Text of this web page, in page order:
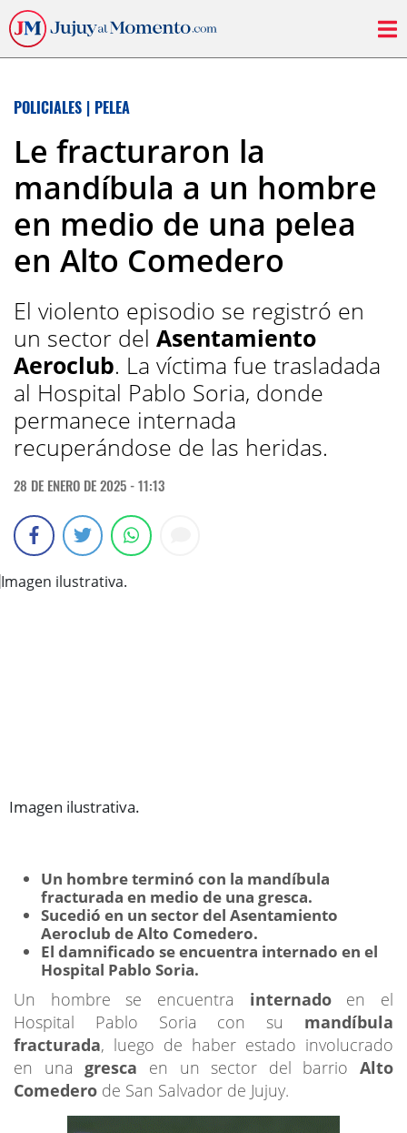
POLICIALES | PELEA
Le fracturaron la
mandíbula a un hombre
en medio de una pelea
en Alto Comedero
El violento episodio se registró en
un sector del Asentamiento
Aeroclub. La víctima fue trasladada
al Hospital Pablo Soria, donde
permanece internada
recuperándose de las heridas.
28 DE ENERO DE 2025 - 11:13
Imagen ilustrativa.
Un hombre terminó con la mandíbula
fracturada en medio de una gresca.
Sucedió en un sector del Asentamiento
Aeroclub de Alto Comedero.
El damnificado se encuentra internado en el
Hospital Pablo Soria.
Un hombre se encuentra internado en el
Hospital Pablo Soria con su mandíbula
fracturada, luego de haber estado involucrado
en unagresca en un sector del barrio Alto
Comedero de San Salvador de Jujuy.